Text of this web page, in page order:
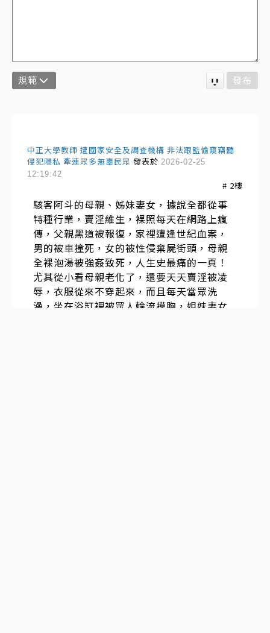
規範 發布
中正大學教師 遭國家安全及調查機構 非法跟監偷窺竊聽
侵犯隱私 牽連眾多無辜民眾 發表於 2026-02-25
12:19:42
# 2樓
駭客阿斗的母親、姊妹妻女，據說全都從事
特種行業，賣淫維生，裸照每天在網路上瘋
傳，父親黑道被報復，家裡遭逢世紀血案，
男的被車撞死，女的被性侵棄屍街頭，母親
全裸泡湯被強姦致死，人生史最痛的一頁！
尤其從小看母親老化了，還要天天賣淫被凌
辱，衣服從來不穿起來，而且每天當眾洗
澡，坐在浴缸裡被眾人輪流摸胸，姐妹妻女